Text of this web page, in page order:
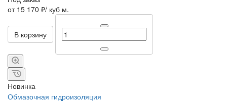
от 15 170 ₽/ куб м.
В корзину
Новинка
Обмазочная гидроизоляция